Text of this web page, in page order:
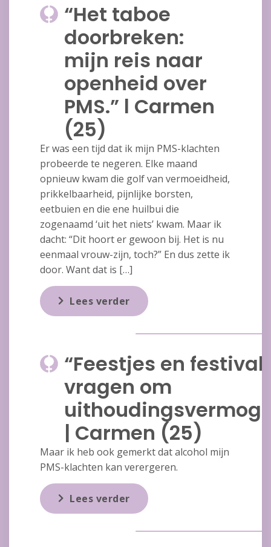
“Het taboe
doorbreken:
mijn reis naar
openheid over
PMS.” l Carmen
(25)
Er was een tijd dat ik mijn PMS-klachten
probeerde te negeren. Elke maand
opnieuw kwam die golf van vermoeidheid,
prikkelbaarheid, pijnlijke borsten,
eetbuien en die ene huilbui die
zogenaamd ‘uit het niets’ kwam. Maar ik
dacht: “Dit hoort er gewoon bij. Het is nu
eenmaal vrouw-zijn, toch?” En dus zette ik
door. Want dat is […]
Lees verder
“Feestjes en
vragen om
| Carmen (25)
Maar ik heb ook gemerkt dat alcohol mijn
PMS-klachten kan verergeren.
Lees verder